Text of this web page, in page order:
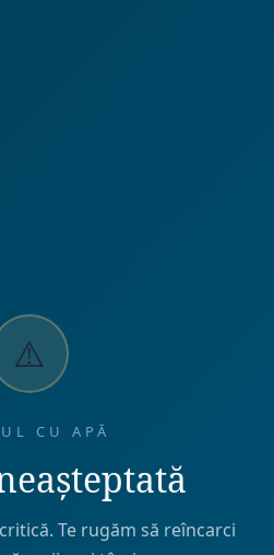
⚠️
CU APĂ
Te rugăm să reîncarci